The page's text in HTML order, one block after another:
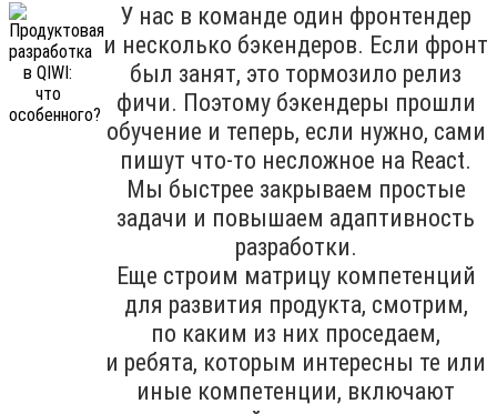
У нас в команде один фронтендер
и несколько бэкендеров. Если фронт
был занят, это тормозило релиз
фичи. Поэтому бэкендеры прошли
обучение и теперь, если нужно, сами
пишут что-то несложное на React.
Мы быстрее закрываем простые
задачи и повышаем адаптивность
разработки.
Еще строим матрицу компетенций
для развития продукта, смотрим,
по каким из них проседаем,
и ребята, которым интересны те или
иные компетенции, включают